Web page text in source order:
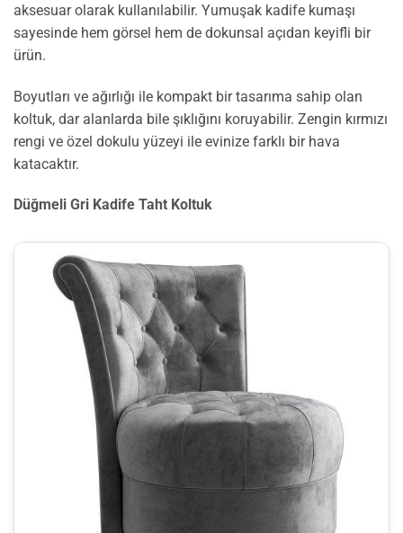
aksesuar olarak kullanılabilir. Yumuşak kadife kumaşı
sayesinde hem görsel hem de dokunsal açıdan keyifli bir
ürün.
Boyutları ve ağırlığı ile kompakt bir tasarıma sahip olan
koltuk, dar alanlarda bile şıklığını koruyabilir. Zengin kırmızı
rengi ve özel dokulu yüzeyi ile evinize farklı bir hava
katacaktır.
Düğmeli Gri Kadife Taht Koltuk